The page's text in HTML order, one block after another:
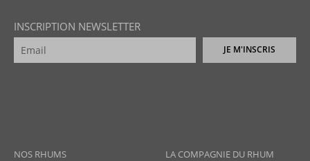
INSCRIPTION NEWSLETTER
JE M'INSCRIS
NOS RHUMS LA COMPAGNIE DU RHUM